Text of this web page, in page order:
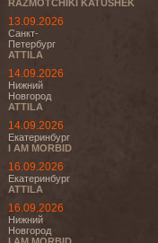
RAZMOTCHIKI KATUSHEK
13.09.2026
Санкт-
Петербург
ATTILA
14.09.2026
Нижний
Новгород
ATTILA
14.09.2026
Екатеринбург
I AM MORBID
16.09.2026
Екатеринбург
ATTILA
16.09.2026
Нижний
Новгород